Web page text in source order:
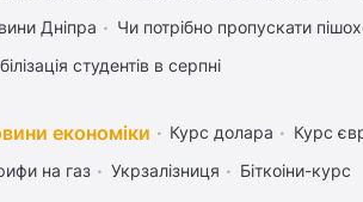
Дніпра
Чи потрібно пропускати
студентів в серпні
економіки Курс долара Курс
на газ
Укрзалізниця Біткоіни-курс